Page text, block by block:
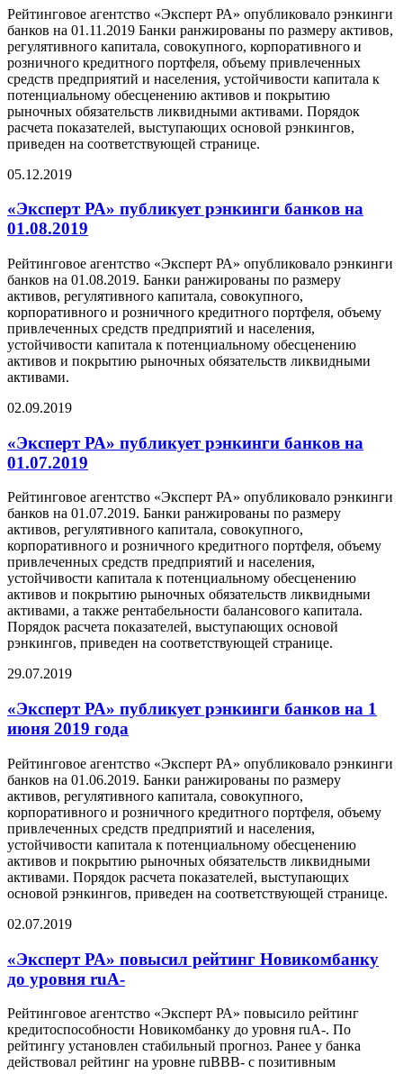
Рейтинговое агентство «Эксперт РА» опубликовало рэнкинги
банков на 01.11.2019 Банки ранжированы по размеру активов,
регулятивного капитала, совокупного, корпоративного и
розничного кредитного портфеля, объему привлеченных
средств предприятий и населения, устойчивости капитала к
потенциальному обесценению активов и покрытию
рыночных обязательств ликвидными активами. Порядок
расчета показателей, выступающих основой рэнкингов,
приведен на соответствующей странице.
05.12.2019
«Эксперт РА» публикует рэнкинги банков на
01.08.2019
Рейтинговое агентство «Эксперт РА» опубликовало рэнкинги
банков на 01.08.2019. Банки ранжированы по размеру
активов, регулятивного капитала, совокупного,
корпоративного и розничного кредитного портфеля, объему
привлеченных средств предприятий и населения,
устойчивости капитала к потенциальному обесценению
активов и покрытию рыночных обязательств ликвидными
активами.
02.09.2019
«Эксперт РА» публикует рэнкинги банков на
01.07.2019
Рейтинговое агентство «Эксперт РА» опубликовало рэнкинги
банков на 01.07.2019. Банки ранжированы по размеру
активов, регулятивного капитала, совокупного,
корпоративного и розничного кредитного портфеля, объему
привлеченных средств предприятий и населения,
устойчивости капитала к потенциальному обесценению
активов и покрытию рыночных обязательств ликвидными
активами, а также рентабельности балансового капитала.
Порядок расчета показателей, выступающих основой
рэнкингов, приведен на соответствующей странице.
29.07.2019
«Эксперт РА» публикует рэнкинги банков на 1
июня 2019 года
Рейтинговое агентство «Эксперт РА» опубликовало рэнкинги
банков на 01.06.2019. Банки ранжированы по размеру
активов, регулятивного капитала, совокупного,
корпоративного и розничного кредитного портфеля, объему
привлеченных средств предприятий и населения,
устойчивости капитала к потенциальному обесценению
активов и покрытию рыночных обязательств ликвидными
активами. Порядок расчета показателей, выступающих
основой рэнкингов, приведен на соответствующей странице.
02.07.2019
«Эксперт РА» повысил рейтинг Новикомбанку
до уровня ruА-
Рейтинговое агентство «Эксперт РА» повысило рейтинг
кредитоспособности Новикомбанку до уровня ruА-. По
рейтингу установлен стабильный прогноз. Ранее у банка
действовал рейтинг на уровне ruВBB- с позитивным